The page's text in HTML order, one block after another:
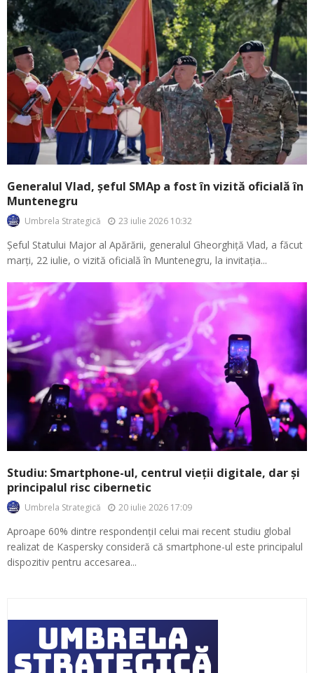
Generalul Vlad, șeful SMAp a fost în vizită oficială în
Muntenegru
Umbrela Strategică 23 iulie 2026 10:32
Șeful Statului Major al Apărării, generalul Gheorghiță Vlad, a făcut
marți, 22 iulie, o vizită oficială în Muntenegru, la invitația...
Studiu: Smartphone-ul, centrul vieții digitale, dar și
principalul risc cibernetic
Umbrela Strategică 20 iulie 2026 17:09
Aproape 60% dintre respondențiI celui mai recent studiu global
realizat de Kaspersky consideră că smartphone-ul este principalul
dispozitiv pentru accesarea...